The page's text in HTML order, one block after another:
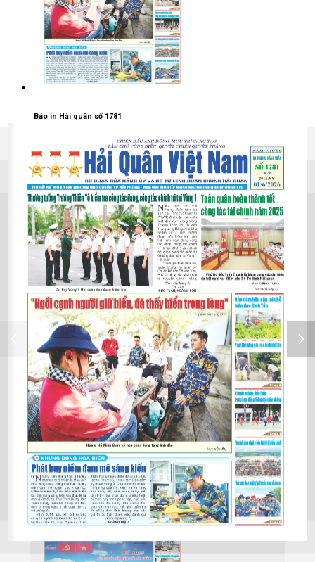
Báo in Hải quân số 1781
Báo in Hải quân số 1780
25/05/2026